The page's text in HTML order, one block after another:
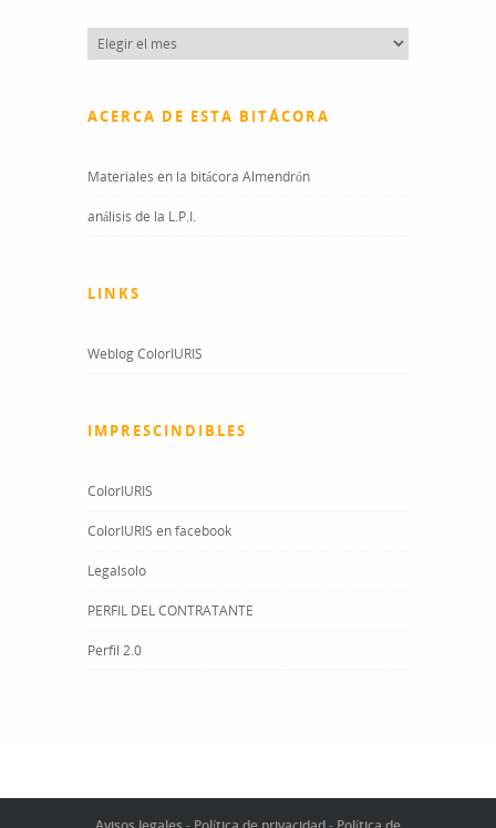
Entradas
del
ACERCA DE ESTA BITÁCORA
Materiales en la bitácora Almendrón
análisis de la L.P.I.
LINKS
Weblog ColorIURIS
IMPRESCINDIBLES
ColorIURIS
ColorIURIS en facebook
Legalsolo
PERFIL DEL CONTRATANTE
Perfil 2.0